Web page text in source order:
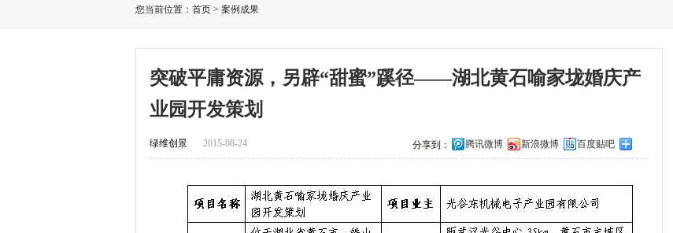
您当前位置： 首页 > 案例成果
突破平庸资源，另辟“甜蜜”蹊径——湖北黄石喻家垅婚庆产
业园开发策划
绿维创景 2015-08-24 分享到： 腾讯微博 新浪微博 百度贴吧